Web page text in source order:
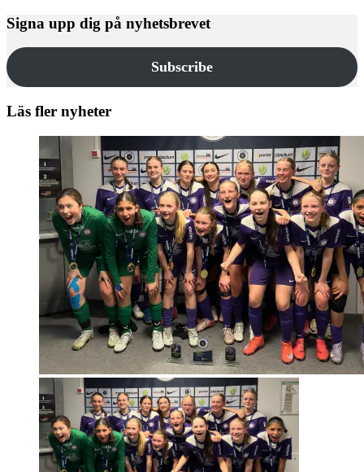
Signa upp dig på nyhetsbrevet
Subscribe
Läs fler nyheter